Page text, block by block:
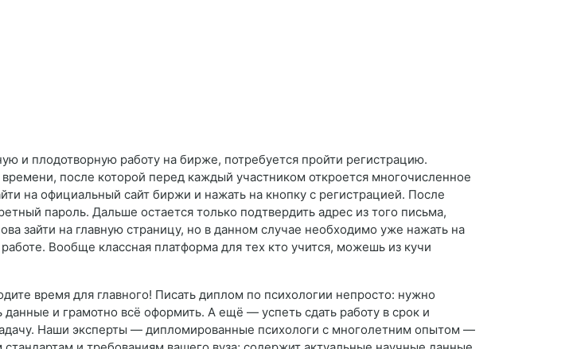
и плодотворную работу на бирже, потребуется пройти регистрацию.
после которой перед каждый участником откроется многочисленное
на официальный сайт биржи и нажать на кнопку с регистрацией. После
пароль. Дальше остается только подтвердить адрес из того письма,
зайти на главную страницу, но в данном случае необходимо уже нажать на
Вообще классная платформа для тех кто учится, можешь из кучи
время для главного! Писать диплом по психологии непросто: нужно
данные и грамотно всё оформить. А ещё — успеть сдать работу в срок и
Наши эксперты — дипломированные психологи с многолетним опытом —